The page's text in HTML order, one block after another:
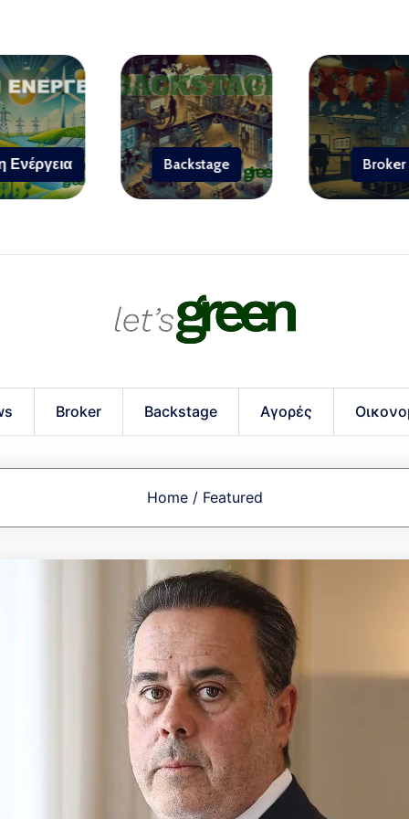
Ενέργεια Backstage Broker
Broker Backstage Αγορές
Home / Featured